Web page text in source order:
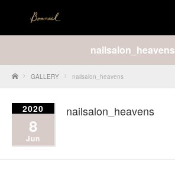
nailsalon_heavens
Home GALLERY nailsalon_heavens
2020
8
Jun
nailsalon_heavens